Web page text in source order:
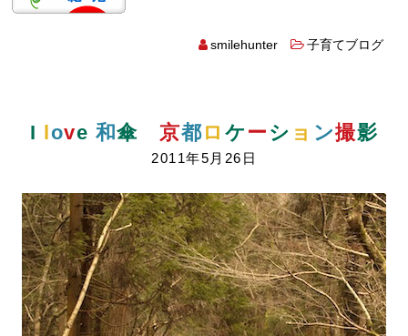
smilehunter 子育てブログ
I love 和傘 京都ロ ケ ー シ ョ ン撮影
2011年5月26日